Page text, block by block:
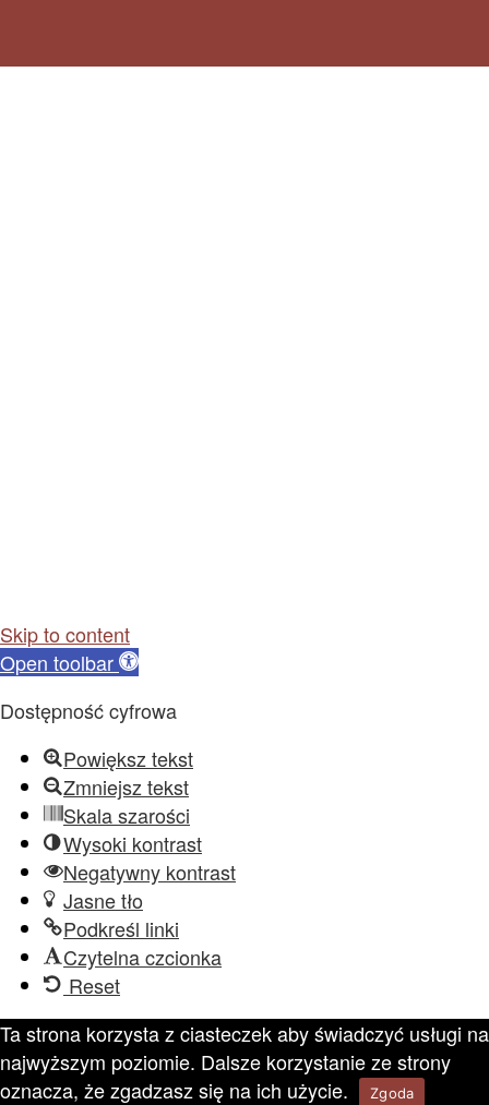
Skip to content
Open toolbar
Dostępność cyfrowa
Powiększ tekst
Zmniejsz tekst
Skala szarości
Wysoki kontrast
Negatywny kontrast
Jasne tło
Podkreśl linki
Czytelna czcionka
Reset
Ta strona korzysta z ciasteczek aby świadczyć usługi na
najwyższym poziomie. Dalsze korzystanie ze strony
oznacza, że zgadzasz się na ich użycie.
Zgoda